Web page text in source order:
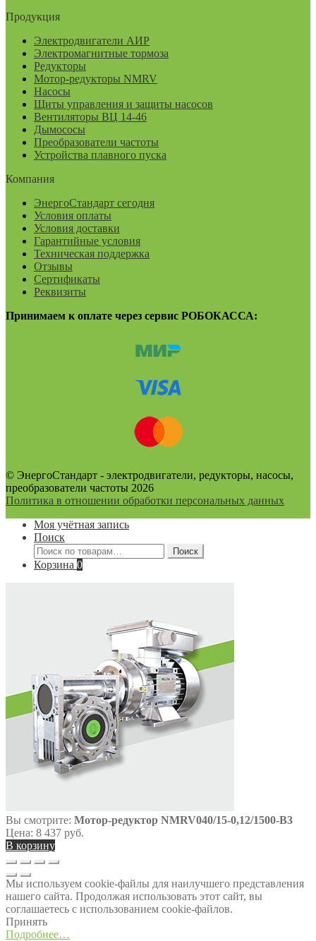
Продукция
Электродвигатели АИР
Электромагнитные тормоза
Редукторы
Мотор-редукторы NMRV
Насосы
Щиты управления и защиты насосов
Вентиляторы ВЦ 14-46
Дымососы
Преобразователи частоты
Устройства плавного пуска
Компания
ЭнергоСтандарт сегодня
Условия оплаты
Условия доставки
Гарантийные условия
Техническая поддержка
Отзывы
Сертификаты
Реквизиты
Принимаем к оплате через сервис РОБОКАССА:
© ЭнергоСтандарт - электродвигатели, редукторы, насосы,
преобразователи частоты 2026
Политика в отношении обработки персональных данных
Моя учётная запись
Поиск
Искать:
Поиск
Корзина 0
Вы смотрите: Мотор-редуктор NMRV040/15-0,12/1500-В3
Цена: 8 437 руб.
В корзину
Мы используем cookie-файлы для наилучшего представления
нашего сайта. Продолжая использовать этот сайт, вы
соглашаетесь с использованием cookie-файлов.
Принять
Подробнее…